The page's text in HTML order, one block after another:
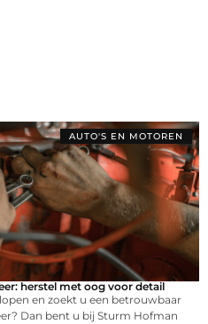
AUTO'S EN MOTOREN
herstel met oog voor detail
en zoekt u een betrouwbaar
Dan bent u bij Sturm Hofman